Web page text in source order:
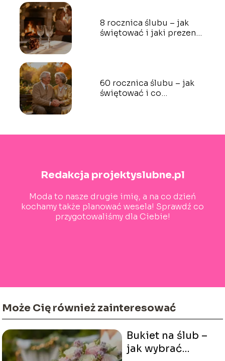
8 rocznica ślubu – jak
świętować i jaki prezent
60 rocznica ślubu – jak
świętować i co
Redakcja projektyslubne.pl
Moda to nasze drugie imię, a na co dzień
kochamy także planować wesela! Sprawdź co
przygotowaliśmy dla Ciebie!
Może Cię również zainteresować
Bukiet na ślub –
jak wybrać